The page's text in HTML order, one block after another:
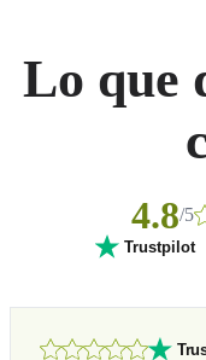
Lo que
4.8/5
Trustpilot